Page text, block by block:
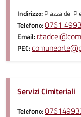
Indirizzo:Piazza del
Telefono:0761
Email:
PEC:
Servizi Cimiteriali
Telefono: